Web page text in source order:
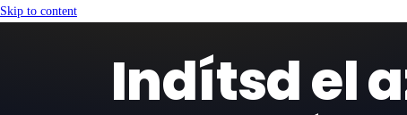
Skip to content
Indítsd el